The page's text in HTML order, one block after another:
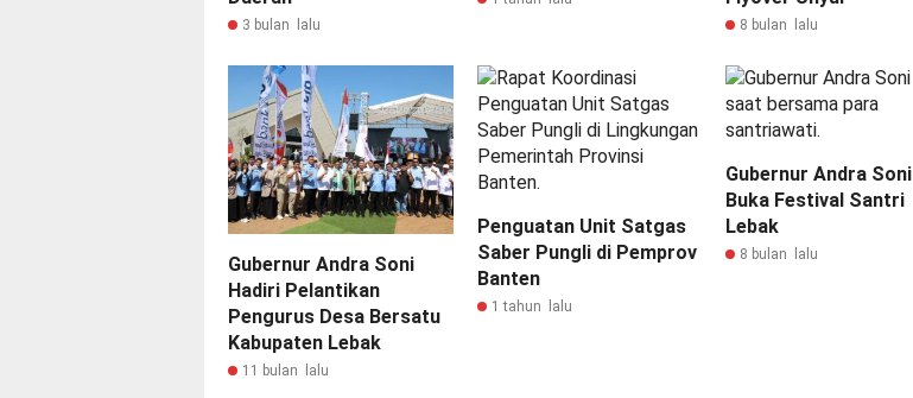
3 bulan lalu 8 bulan lalu
Gubernur Andra Soni
Hadiri Pelantikan
Pengurus Desa Bersatu
Kabupaten Lebak
11 bulan lalu
Penguatan Unit Satgas
Saber Pungli di Pemprov
Banten
1 tahun lalu
Gubernur Andra Soni
Buka Festival Santri
Lebak
8 bulan lalu